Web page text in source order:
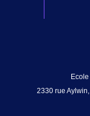
2330 rue